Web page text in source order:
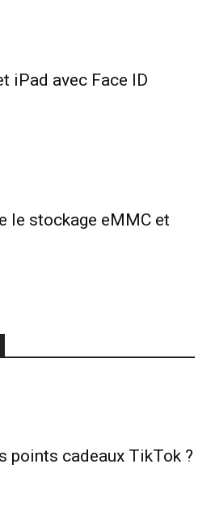
iPad avec Face ID
le stockage eMMC et
points cadeaux TikTok ?